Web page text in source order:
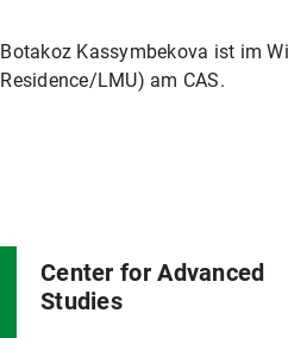
Botakoz Kassymbekova ist im
Residence/LMU) am CAS.
Center for Advanced
Studies